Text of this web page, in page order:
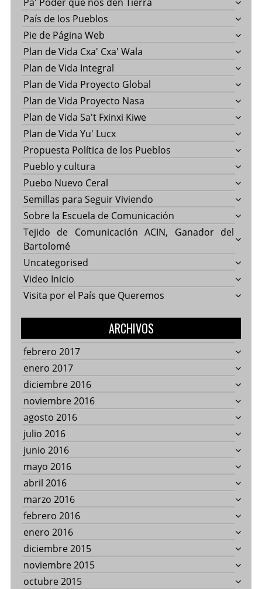
País de los Pueblos
Pie de Página Web
Plan de Vida Cxa' Cxa' Wala
Plan de Vida Integral
Plan de Vida Proyecto Global
Plan de Vida Proyecto Nasa
Plan de Vida Sa't Fxinxi Kiwe
Plan de Vida Yu' Lucx
Propuesta Política de los Pueblos
Pueblo y cultura
Puebo Nuevo Ceral
Semillas para Seguir Viviendo
Sobre la Escuela de Comunicación
Tejido de Comunicación ACIN, Ganador del
Bartolomé
Uncategorised
Video Inicio
Visita por el País que Queremos
ARCHIVOS
febrero 2017
enero 2017
diciembre 2016
noviembre 2016
agosto 2016
julio 2016
junio 2016
mayo 2016
abril 2016
marzo 2016
febrero 2016
enero 2016
diciembre 2015
noviembre 2015
octubre 2015